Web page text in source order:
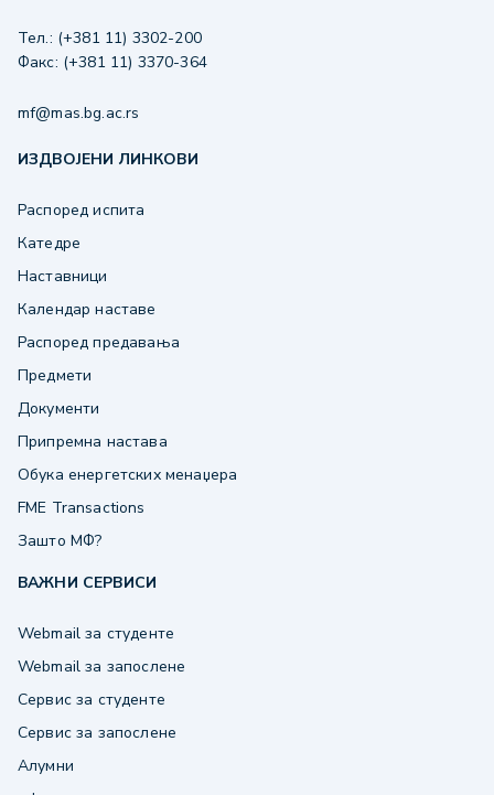
Тел.: (+381 11) 3302-200
Факс: (+381 11) 3370-364
mf@mas.bg.ac.rs
ИЗДВОЈЕНИ ЛИНКОВИ
Распоред испита
Катедре
Наставници
Календар наставе
Распоред предавања
Предмети
Документи
Припремна настава
Обука енергетских менаџера
FME Transactions
Зашто МФ?
ВАЖНИ СЕРВИСИ
Webmail за студенте
Webmail за запослене
Сервис за студенте
Сервис за запослене
Алумни